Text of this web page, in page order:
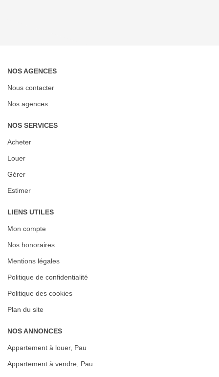
NOS AGENCES
Nous contacter
Nos agences
NOS SERVICES
Acheter
Louer
Gérer
Estimer
LIENS UTILES
Mon compte
Nos honoraires
Mentions légales
Politique de confidentialité
Politique des cookies
Plan du site
NOS ANNONCES
Appartement à louer, Pau
Appartement à vendre, Pau